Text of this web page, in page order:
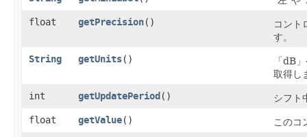
float getPrecision()
コント
す。
String getUnits()
「dB
取得し
int getUpdatePeriod () シフト
float getValue() このコ